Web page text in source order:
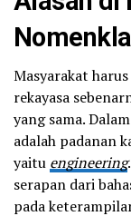
Masyarakat
rekayasa
yang sama.
adalah padanan
yaitu engineering
serapan dari
pada